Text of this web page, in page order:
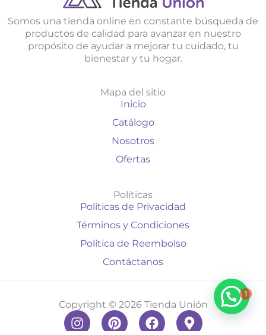
Somos una tienda online en constante búsqueda de
productos de calidad para avanzar en nuestro
propósito de ayudar a mejorar tu cuidado, tu
bienestar y tu hogar.
Mapa del sitio
Inicio
Catálogo
Nosotros
Ofertas
Políticas
Políticas de Privacidad
Términos y Condiciones
Política de Reembolso
Contáctanos
Copyright © 2026 Tienda Unión
I
n
P
i
F
a
M
a
1